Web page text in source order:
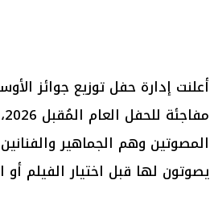
المصوتين وهم الجماهير
يصوتون لها قبل اختيار الفيلم